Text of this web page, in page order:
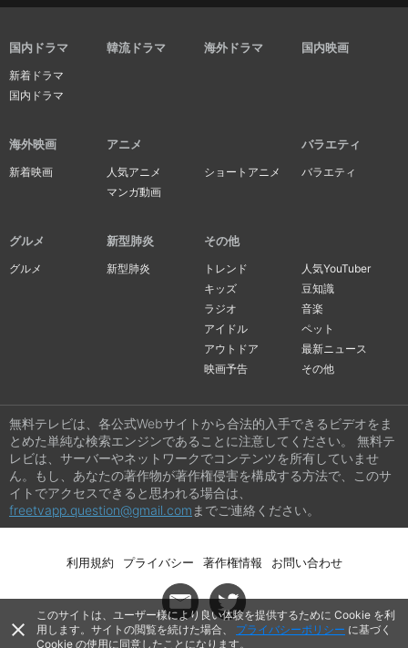
国内ドラマ
新着ドラマ
国内ドラマ
韓流ドラマ 海外ドラマ 国内映画
海外映画
新着映画
アニメ
人気アニメ
ショートアニメ
マンガ動画
バラエティ
バラエティ
グルメ
グルメ
新型肺炎
新型肺炎
その他
トレンド
人気YouTuber
キッズ
豆知識
ラジオ
音楽
アイドル
ペット
アウトドア
最新ニュース
映画予告
その他
無料テレビは、各公式Webサイトから合法的入手できるビデオをま
とめた単純な検索エンジンであることに注意してください。 無料テ
レビは、サーバーやネットワークでコンテンツを所有していませ
ん。もし、あなたの著作物が著作権侵害を構成する方法で、このサ
イトでアクセスできると思われる場合は、
freetvapp.question@gmail.com までご連絡ください。
利用規約 プライバシー 著作権情報 お問い合わせ
close
このサイトは、ユーザー様により良い体験を提供するために Cookie を利
用します。サイトの閲覧を続けた場合、
プライバシーポリシー に基づく
Cookie の使用に同意したことになります。